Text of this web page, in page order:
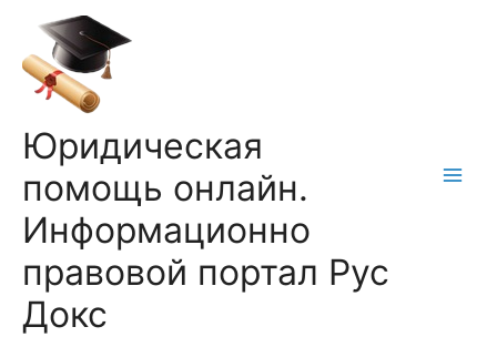
содержимому
Юридическая
помощь онлайн.
Информационно
правовой портал Рус
Докс